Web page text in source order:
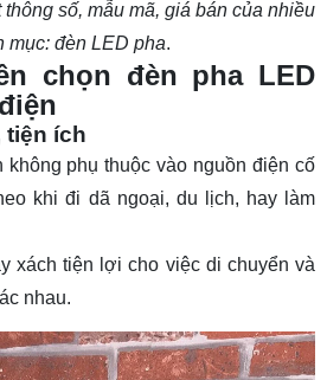
tích điện 10w CH10LED
điện 10w DLV-PTĐ
tích điện 10w COB
điện 30w
điện 50w
sạc điện solar 100w
tích điện 150w
điện 300w
số, mẫu mã, giá bán của nhiều
mục: đèn LED pha.
chọn đèn pha LED
tiện ích
phụ thuộc vào nguồn điện cố
khi đi dã ngoại, du lịch, hay làm
xách tiện lợi cho việc di chuyển và
nhau.